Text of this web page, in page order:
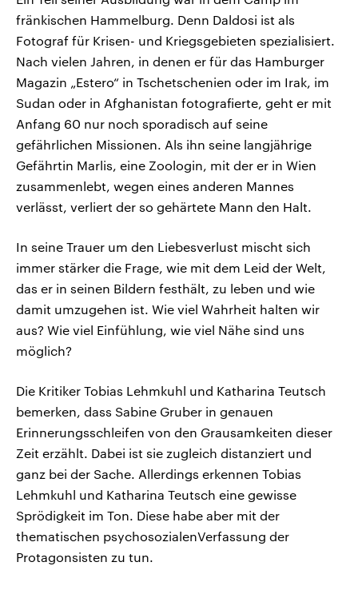
fränkischen Hammelburg. Denn Daldosi ist als
Fotograf für Krisen- und Kriegsgebieten spezialisiert.
Nach vielen Jahren, in denen er für das Hamburger
Magazin „Estero“ in Tschetschenien oder im Irak, im
Sudan oder in Afghanistan fotografierte, geht er mit
Anfang 60 nur noch sporadisch auf seine
gefährlichen Missionen. Als ihn seine langjährige
Gefährtin Marlis, eine Zoologin, mit der er in Wien
zusammenlebt, wegen eines anderen Mannes
verlässt, verliert der so gehärtete Mann den Halt.
In seine Trauer um den Liebesverlust mischt sich
immer stärker die Frage, wie mit dem Leid der Welt,
das er in seinen Bildern festhält, zu leben und wie
damit umzugehen ist. Wie viel Wahrheit halten wir
aus? Wie viel Einfühlung, wie viel Nähe sind uns
möglich?
Die Kritiker Tobias Lehmkuhl und Katharina Teutsch
bemerken, dass Sabine Gruber in genauen
Erinnerungsschleifen von den Grausamkeiten dieser
Zeit erzählt. Dabei ist sie zugleich distanziert und
ganz bei der Sache. Allerdings erkennen Tobias
Lehmkuhl und Katharina Teutsch eine gewisse
Sprödigkeit im Ton. Diese habe aber mit der
thematischen psychosozialenVerfassung der
Protagonsisten zu tun.